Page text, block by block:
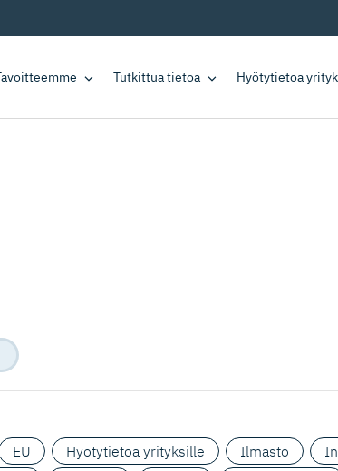
Tutkittua tietoa Hyötytietoa
EU Hyötytietoa yrityksille Ilmasto